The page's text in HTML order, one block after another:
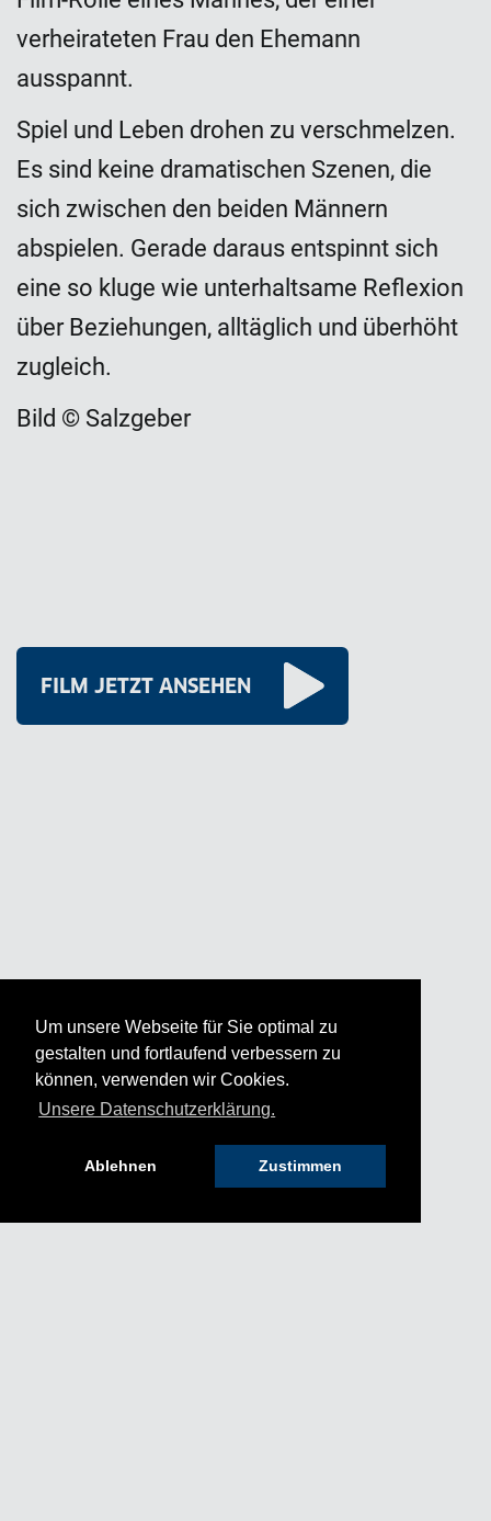
Um unsere Webseite für Sie optimal zu
gestalten und fortlaufend verbessern zu
können, verwenden wir Cookies.
Unsere Datenschutzerklärung.
Ablehnen Zustimmen
verheirateten Frau den Ehemann
ausspannt.
Spiel und Leben drohen zu verschmelzen.
Es sind keine dramatischen Szenen, die
sich zwischen den beiden Männern
abspielen. Gerade daraus entspinnt sich
eine so kluge wie unterhaltsame Reflexion
über Beziehungen, alltäglich und überhöht
zugleich.
Bild © Salzgeber
FILM JETZT ANSEHEN